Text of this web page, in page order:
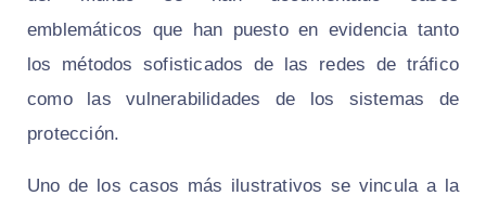
emblemáticos que han puesto en evidencia tanto
los métodos sofisticados de las redes de tráfico
como las vulnerabilidades de los sistemas de
protección.
Uno de los casos más ilustrativos se vincula a la